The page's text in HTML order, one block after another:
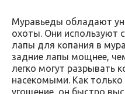
Муравьеды обладают
охоты. Они используют
лапы для копания в
задние лапы мощнее,
легко могут разрывать
насекомыми. Как
угощение, он быстро